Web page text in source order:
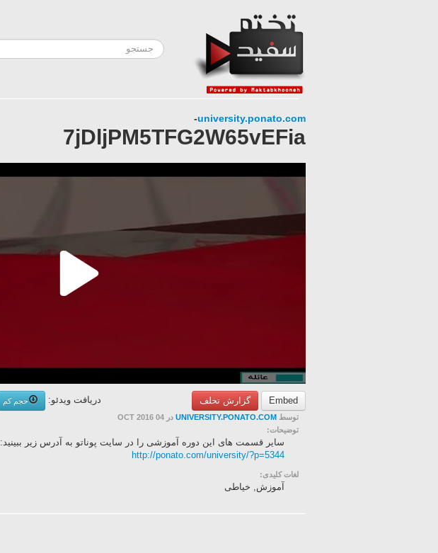
university.ponato.com
-
7jDljPM5TFG2W65vEFia
Embed گزارش تخلف دریافت ویدئو: حجم کم
توسط UNIVERSITY.PONATO.COM در 04 OCT 2016
توضیحات:
سایر قسمت های این دوره آموزشی را در سایت پوناتو به آدرس زیر ببینید:
http://ponato.com/university/?p=5344
لغات کلیدی:
آموزش, خیاطی